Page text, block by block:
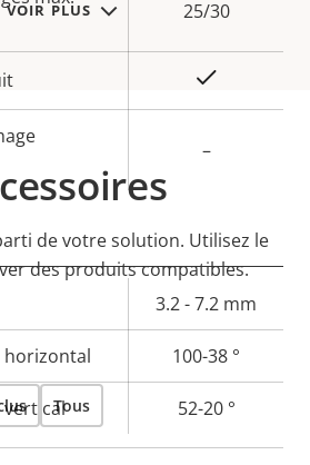
VOIR PLUS 25/30
–
la
propriété
3.2 - 7.2 mm
horizontal 100-38 °
vertical 52-20 °
de votre solution. Utilisez le
des produits compatibles.
Tous